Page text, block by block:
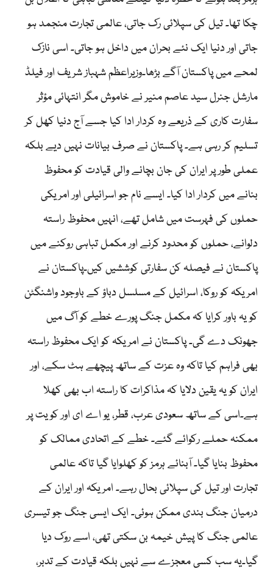
چکا تھا۔ تیل کی سپلائی رک جاتی، عالمی تجارت منجمد ہو
جاتی اور دنیا ایک نئے بحران میں داخل ہو جاتی۔ اسی نازک
لمحے میں پاکستان آگے بڑھا۔وزیراعظم شہباز شریف اور فیلڈ
مارشل جنرل سید عاصم منیر نے خاموش مگر انتہائی مؤثر
سفارت کاری کے ذریعے وہ کردار ادا کیا جسے آج دنیا کھل کر
تسلیم کر رہی ہے۔ پاکستان نے صرف بیانات نہیں دیے بلکہ
عملی طور پر ایران کی جان بچانے والی قیادت کو محفوظ
بنانے میں کردار ادا کیا۔ ایسے نام جو اسرائیلی اور امریکی
حملوں کی فہرست میں شامل تھے، انہیں محفوظ راستہ
دلوانے، حملوں کو محدود کرنے اور مکمل تباہی روکنے میں
پاکستان نے فیصلہ کن سفارتی کوششیں کیں۔پاکستان نے
امریکہ کو روکا، اسرائیل کے مسلسل دباؤ کے باوجود واشنگٹن
کو یہ باور کرایا کہ مکمل جنگ پورے خطے کو آگ میں
جھونک دے گی۔ پاکستان نے امریکہ کو ایک محفوظ راستہ
بھی فراہم کیا تاکہ وہ عزت کے ساتھ پیچھے ہٹ سکے، اور
ایران کو یہ یقین دلایا کہ مذاکرات کا راستہ اب بھی کھلا
ہے۔اسی کے ساتھ سعودی عرب، قطر، یو اے ای اور کویت پر
ممکنہ حملے رکوائے گئے۔ خطے کے اتحادی ممالک کو
محفوظ بنایا گیا۔ آبنائے ہرمز کو کھلوایا گیا تاکہ عالمی
تجارت اور تیل کی سپلائی بحال رہے۔ امریکہ اور ایران کے
درمیان جنگ بندی ممکن ہوئی۔ ایک ایسی جنگ جو تیسری
عالمی جنگ کا پیش خیمہ بن سکتی تھی، اسے روک دیا
گیا۔یہ سب کسی معجزے سے نہیں بلکہ قیادت کے تدبر،